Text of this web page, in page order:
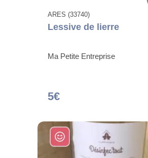
ARES (33740)
Lessive de lierre
Ma Petite Entreprise
5€